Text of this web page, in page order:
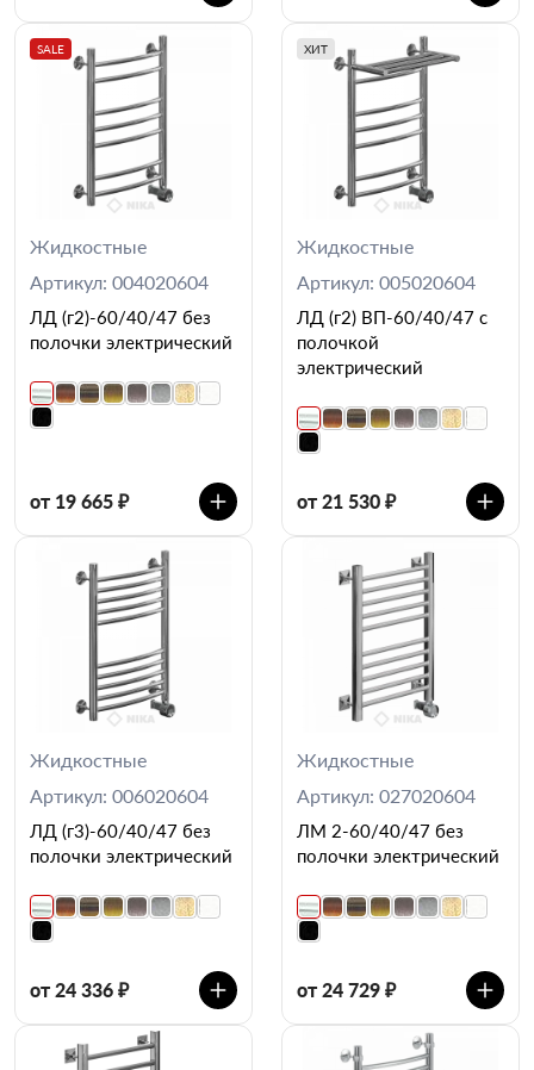
SALE
Жидкостные
Артикул: 004020604
ЛД (г2)-60/40/47 без
полочки электрический
от 19 665 ₽
ХИТ
Жидкостные
Артикул: 005020604
ЛД (г2) ВП-60/40/47 с
полочкой
электрический
от 21 530 ₽
Жидкостные
Артикул: 006020604
ЛД (г3)-60/40/47 без
полочки электрический
от 24 336 ₽
Жидкостные
Артикул: 027020604
ЛМ 2-60/40/47 без
полочки электрический
от 24 729 ₽